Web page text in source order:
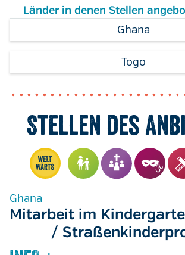
Länder in denen Stellen
Ghana
Togo
Stellen des
Ghana
Mitarbeit im
/